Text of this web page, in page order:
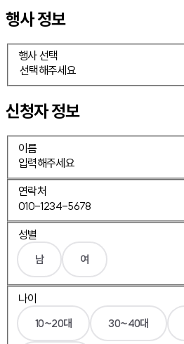
행사 정보
행사 선택
신청자 정보
이름
연락처
성별
남 여
나이
10~20대 30~40대